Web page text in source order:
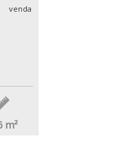
venda
m²